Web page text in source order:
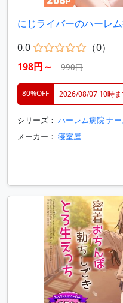
にじライバーのハーレ
0.0
（0）
198円～
990円
80%OFF 2026/08/07 10時
シリーズ： ハーレム病院 ナ
メーカー： 寝室屋